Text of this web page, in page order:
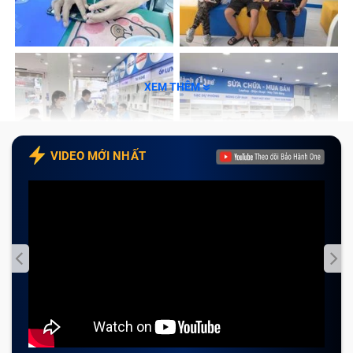
Bước 4: Khách kiểm tra lại máy và thanh toán
Câu hỏi thường gặp về dịch vụ thay bàn phím
Laptop Dell Vostro 15 3568
1. Thời gian bảo hành bao lâu?
2. Tại sao nên chọn Bảo Hành One để thay
bàn phím Dell Vostro 15 3568?
3. Tôi có thể liên hệ với Bảo Hành One như thế
nào?
XEM THÊM
VIDEO MỚI NHẤT